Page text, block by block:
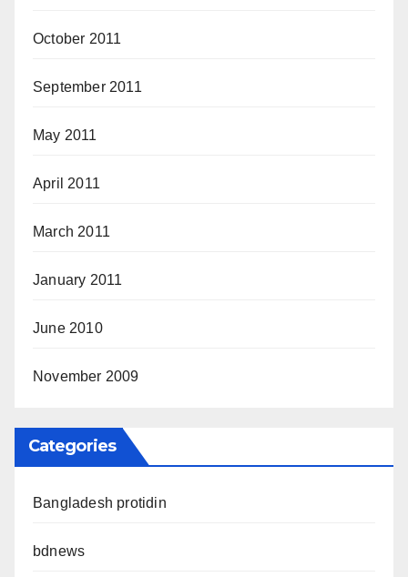
October 2011
September 2011
May 2011
April 2011
March 2011
January 2011
June 2010
November 2009
Categories
Bangladesh protidin
bdnews